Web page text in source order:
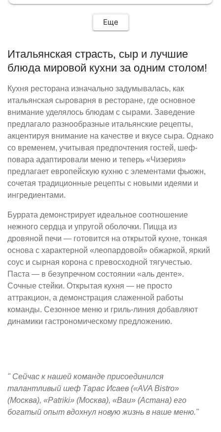
Еще
Итальянская страсть, сыр и лучшие
блюда мировой кухни за одним столом!
Кухня ресторана изначально задумывалась, как
итальянская сыроварня в ресторане, где основное
внимание уделялось блюдам с сырами. Заведение
предлагало разнообразные итальянские рецепты,
акцентируя внимание на качестве и вкусе сыра. Однако
со временем, учитывая предпочтения гостей, шеф-
повара адаптировали меню и теперь «Чизерия»
предлагает европейскую кухню с элементами фьюжн,
сочетая традиционные рецепты с новыми идеями и
ингредиентами.
Буррата демонстрирует идеальное соотношение
нежного сердца и упругой оболочки. Пицца из
дровяной печи — готовится на открытой кухне, тонкая
основа с характерной «леопардовой» обжаркой, яркий
соус и сырная корона с превосходной тягучестью.
Паста — в безупречном состоянии «аль денте».
Сочные стейки. Открытая кухня — не просто
аттракцион, а демонстрация слаженной работы
команды. Сезонное меню и гриль-линия добавляют
динамики гастрономическому предложению.
" Сейчас к нашей команде присоединился
талантливый шеф Тарас Исаев («AVA Bistro»
(Москва), «Patriki» (Москва), «Bau» (Астана) его
богатый опыт вдохнул новую жизнь в наше меню."